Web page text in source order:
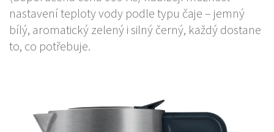
nastavení teploty vody podle typu čaje – jemný
bílý, aromatický zelený i silný černý, každý dostane
to, co potřebuje.